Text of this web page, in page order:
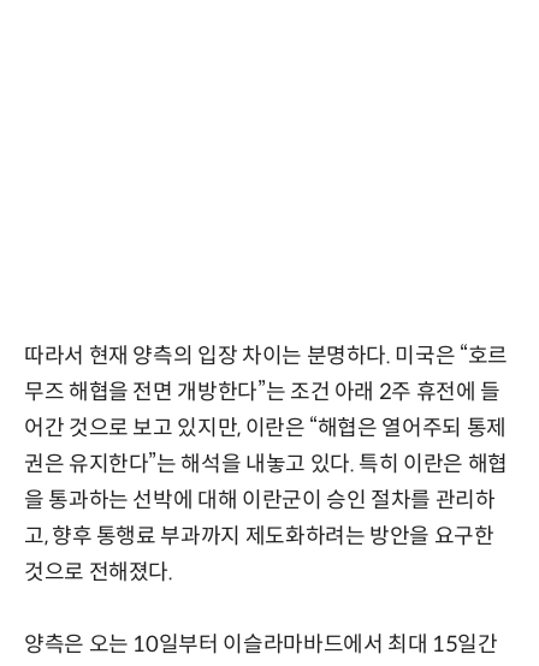
따라서 현재 양측의 입장 차이는 분명하다. 미국은 “호르
무즈 해협을 전면 개방한다”는 조건 아래 2주 휴전에 들
어간 것으로 보고 있지만, 이란은 “해협은 열어주되 통제
권은 유지한다”는 해석을 내놓고 있다. 특히 이란은 해협
을 통과하는 선박에 대해 이란군이 승인 절차를 관리하
고, 향후 통행료 부과까지 제도화하려는 방안을 요구한
것으로 전해졌다.
양측은 오는 10일부터 이슬라마바드에서 최대 15일간